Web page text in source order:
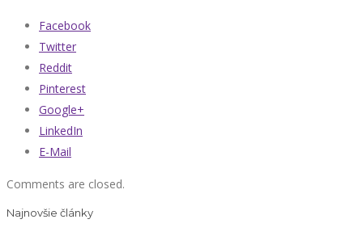
Facebook
Twitter
Reddit
Pinterest
Google+
LinkedIn
E-Mail
Comments are closed.
Najnovšie články